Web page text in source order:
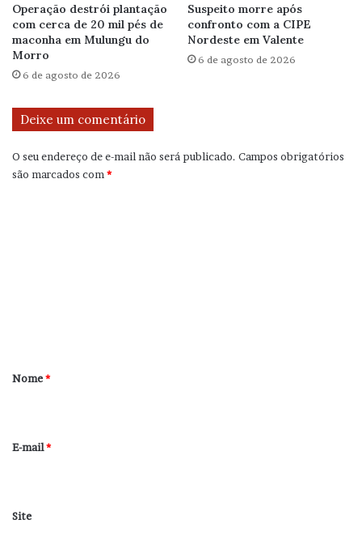
Operação destrói plantação
com cerca de 20 mil pés de
maconha em Mulungu do
Morro
6 de agosto de 2026
Suspeito morre após
confronto com a CIPE
Nordeste em Valente
6 de agosto de 2026
Deixe um comentário
O seu endereço de e-mail não será publicado. Campos obrigatórios
são marcados com *
r
*
Nome*
E-mail*
Site